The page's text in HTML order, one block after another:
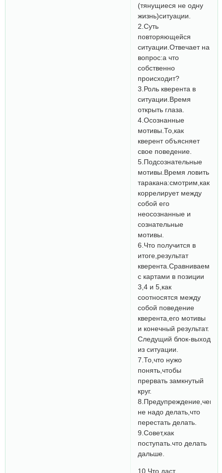
(тянущиеся не одну
жизнь)ситуации.
2.Суть
повторяющейся
ситуации.Отвечает на
вопрос:а что
собственно
происходит?
3.Роль кверента в
ситуации.Время
открыть глаза.
4.Осознанные
мотивы.То,как
кверент объясняет
свое поведение.
5.Подсознательные
мотивы.Время ловить
таракана:смотрим,как
коррелирует между
собой его
неосознанные и
сознательные
мотивы.
6.Что получится в
итоге,результат
кверента.Сравниваем
с картами в позиции
3,4 и 5,как
соотносятся между
собой поведение
кверента,его мотивы
и конечный результат.
Следущий блок-выход
из ситуации.
7.То,что нужо
понять,чтобы
прервать замкнутый
круг.
8.Предупреждение,чего
не надо делать,что
перестать делать.
9.Совет,как
поступать.что делать
дальше.
10.Что даст